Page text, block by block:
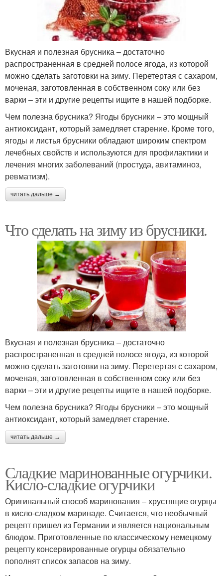
Вкусная и полезная брусника – достаточно
распространенная в средней полосе ягода, из которой
можно сделать заготовки на зиму. Перетертая с сахаром,
моченая, заготовленная в собственном соку или без
варки – эти и другие рецепты ищите в нашей подборке.
Чем полезна брусника? Ягоды брусники – это мощный
антиоксидант, который замедляет старение. Кроме того,
ягоды и листья брусники обладают широким спектром
лечебных свойств и используются для профилактики и
лечения многих заболеваний (простуда, авитаминоз,
ревматизм).
читать дальше →
Что сделать на зиму из брусники.
Вкусная и полезная брусника – достаточно
распространенная в средней полосе ягода, из которой
можно сделать заготовки на зиму. Перетертая с сахаром,
моченая, заготовленная в собственном соку или без
варки – эти и другие рецепты ищите в нашей подборке.
Чем полезна брусника? Ягоды брусники – это мощный
антиоксидант, который замедляет старение.
читать дальше →
Сладкие маринованные огурчики.
Кисло-сладкие огурчики
Оригинальный способ маринования – хрустящие огурцы
в кисло-сладком маринаде. Считается, что необычный
рецепт пришел из Германии и является национальным
блюдом. Приготовленные по классическому немецкому
рецепту консервированные огурцы обязательно
пополнят список запасов на зиму.